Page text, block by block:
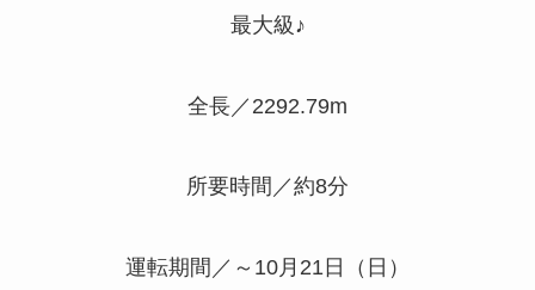
最大級♪
全長／2292.79m
所要時間／約8分
運転期間／～10月21日（日）